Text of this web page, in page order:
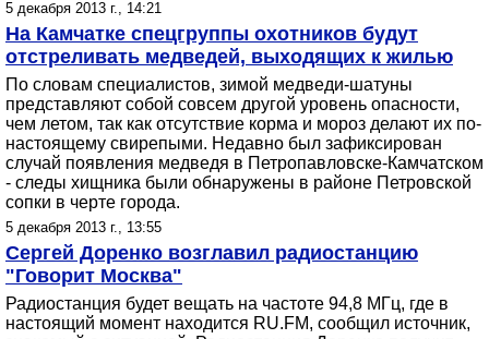
5 декабря 2013 г., 14:21
На Камчатке спецгруппы охотников будут
отстреливать медведей, выходящих к жилью
По словам специалистов, зимой медведи-шатуны
представляют собой совсем другой уровень опасности,
чем летом, так как отсутствие корма и мороз делают их по-
настоящему свирепыми. Недавно был зафиксирован
случай появления медведя в Петропавловске-Камчатском
- следы хищника были обнаружены в районе Петровской
сопки в черте города.
5 декабря 2013 г., 13:55
Сергей Доренко возглавил радиостанцию
"Говорит Москва"
Радиостанция будет вещать на частоте 94,8 МГц, где в
настоящий момент находится RU.FM, сообщил источник,